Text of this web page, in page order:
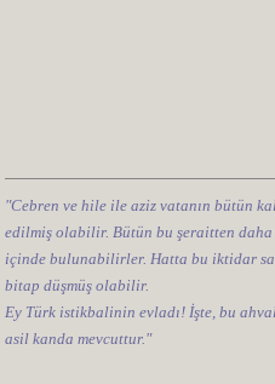
"Cebren ve hile ile aziz vatanın bütün
edilmiş olabilir. Bütün bu şeraitten
içinde bulunabilirler. Hatta bu iktidar
bitap düşmüş olabilir.
Ey Türk istikbalinin evladı! İşte, bu
asil kanda mevcuttur."